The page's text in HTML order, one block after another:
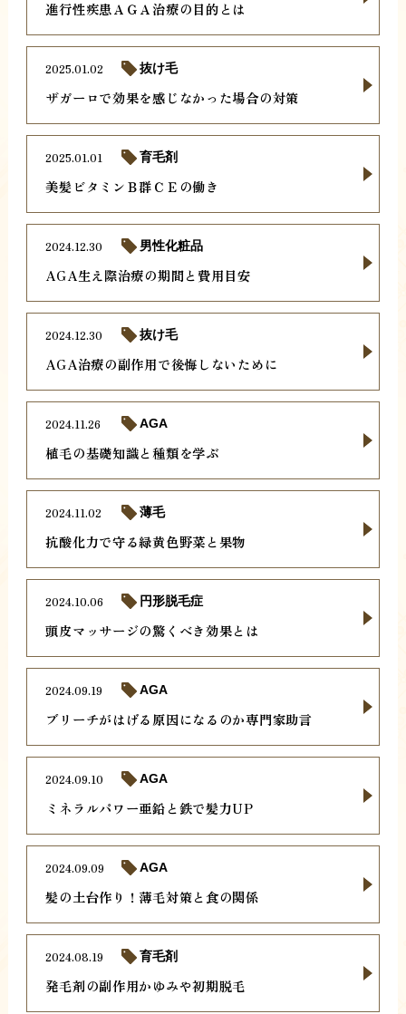
進行性疾患ＡＧＡ治療の目的とは
ザガーロで効果を感じなかった場合の対策
2025.01.02 抜け毛
美髪ビタミンＢ群ＣＥの働き
2025.01.01 育毛剤
AGA生え際治療の期間と費用目安
2024.12.30 男性化粧品
AGA治療の副作用で後悔しないために
2024.12.30 抜け毛
植毛の基礎知識と種類を学ぶ
2024.11.26 AGA
抗酸化力で守る緑黄色野菜と果物
2024.11.02 薄毛
頭皮マッサージの驚くべき効果とは
2024.10.06 円形脱毛症
ブリーチがはげる原因になるのか専門家助言
2024.09.19 AGA
ミネラルパワー亜鉛と鉄で髪力UP
2024.09.10 AGA
髪の土台作り！薄毛対策と食の関係
2024.09.09 AGA
発毛剤の副作用かゆみや初期脱毛
2024.08.19 育毛剤